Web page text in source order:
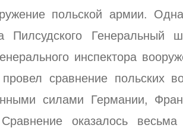
польской армии.
Пилсудского Генеральный
инспектора
сравнение польских
силами Германии,
оказалось весьма